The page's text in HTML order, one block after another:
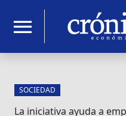
menu
SOCIEDAD
La iniciativa ayuda a